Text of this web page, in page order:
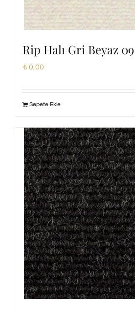
Rip Halı Gri Beyaz 09
₺0,00
Sepete Ekle